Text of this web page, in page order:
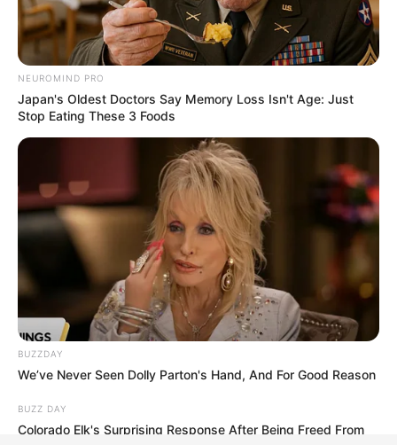
NEUROMIND PRO
Japan's Oldest Doctors Say Memory Loss Isn't Age: Just
Stop Eating These 3 Foods
BUZZDAY
We’ve Never Seen Dolly Parton's Hand, And For Good Reason
BUZZ DAY
Colorado Elk's Surprising Response After Being Freed From